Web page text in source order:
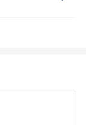
傻一生。再睁
腹肌肩宽窄腰